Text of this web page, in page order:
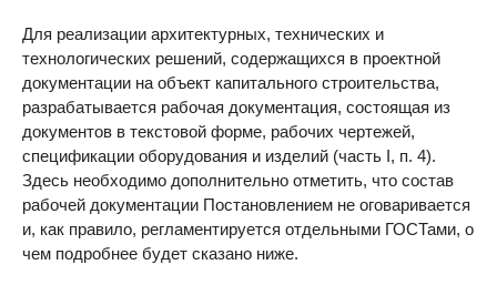
Для реализации архитектурных, технических и
технологических решений, содержащихся в проектной
документации на объект капитального строительства,
разрабатывается рабочая документация, состоящая из
документов в текстовой форме, рабочих чертежей,
спецификации оборудования и изделий (часть I, п. 4).
Здесь необходимо дополнительно отметить, что состав
рабочей документации Постановлением не оговаривается
и, как правило, регламентируется отдельными ГОСТами, о
чем подробнее будет сказано ниже.